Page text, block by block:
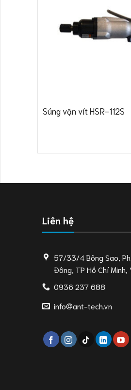
Súng vặn vít HSR-112S
Liên hệ
57/33/4 Bông Sao,
Đông, TP Hồ Chí Minh,
0936 237 688
info@ant-tech.vn